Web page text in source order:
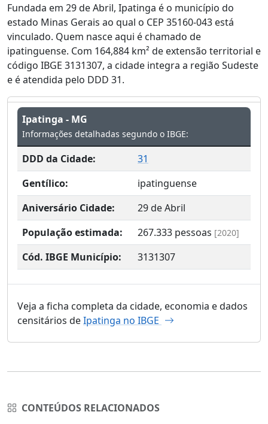
Fundada em 29 de Abril, Ipatinga é o município do
estado Minas Gerais ao qual o CEP 35160-043 está
vinculado. Quem nasce aqui é chamado de
ipatinguense. Com 164,884 km² de extensão territorial e
código IBGE 3131307, a cidade integra a região Sudeste
e é atendida pelo DDD 31.
Ipatinga - MG
Informações detalhadas segundo o IBGE:
DDD da Cidade:
31
Gentílico:
ipatinguense
Aniversário Cidade:
29 de Abril
População estimada:
267.333 pessoas [2020]
Cód. IBGE Município: 3131307
Veja a ficha completa da cidade, economia e dados
censitários deIpatinga no IBGE
CONTEÚDOS RELACIONADOS